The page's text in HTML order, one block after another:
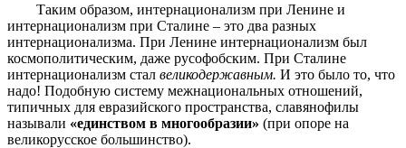
Таким образом, интернационализм при Ленине и
интернационализм при Сталине – это два разных
интернационализма. При Ленине интернационализм был
космополитическим, даже русофобским. При Сталине
интернационализм стал великодержавным. И это было то, что
надо! Подобную систему межнациональных отношений,
типичных для евразийского пространства, славянофилы
называли «единством в многообразии» (при опоре на
великорусское большинство).